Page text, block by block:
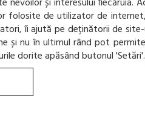
folosite de utilizator de
îi ajută pe deținătorii de
și nu în ultimul rând pot
dorite apăsând butonul 'Setări'.
TOMKET
1
TOURADOR
1
TOYO
165
TRIANGLE